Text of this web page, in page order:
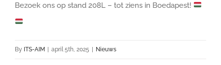
Bezoek ons op stand 208L – tot ziens in Boedapest!
By ITS-AIM | april 5th, 2025 | Nieuws